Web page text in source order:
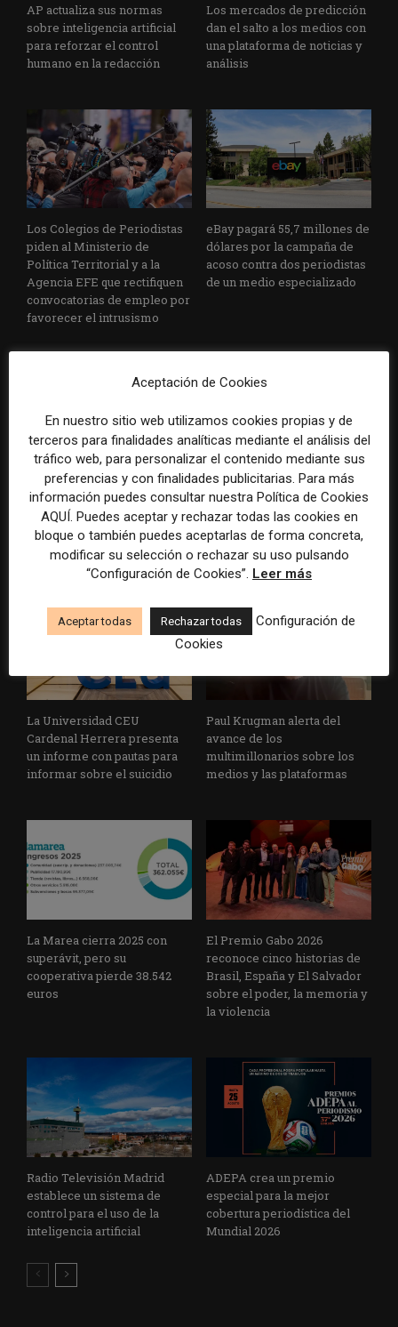
AP actualiza sus normas
sobre inteligencia artificial
para reforzar el control
humano en la redacción
Los mercados de predicción
dan el salto a los medios con
una plataforma de noticias y
análisis
Los Colegios de Periodistas
piden al Ministerio de
Política Territorial y a la
Agencia EFE que rectifiquen
convocatorias de empleo por
favorecer el intrusismo
eBay pagará 55,7 millones de
dólares por la campaña de
acoso contra dos periodistas
de un medio especializado
EFE publica una guía para
integrar la inteligencia
artificial en sus procesos
informativos con supervisión
humana
Substack incorpora una
herramienta que estima
cuánto contenido ha sido
escrito con inteligencia
artificial
La Universidad CEU
Cardenal Herrera presenta
un informe con pautas para
informar sobre el suicidio
Paul Krugman alerta del
avance de los
multimillonarios sobre los
medios y las plataformas
La Marea cierra 2025 con
superávit, pero su
cooperativa pierde 38.542
euros
El Premio Gabo 2026
reconoce cinco historias de
Brasil, España y El Salvador
sobre el poder, la memoria y
la violencia
Radio Televisión Madrid
establece un sistema de
control para el uso de la
inteligencia artificial
ADEPA crea un premio
especial para la mejor
cobertura periodística del
Mundial 2026
Aceptación de Cookies
En nuestro sitio web utilizamos cookies propias y de
terceros para finalidades analíticas mediante el análisis del
tráfico web, para personalizar el contenido mediante sus
preferencias y con finalidades publicitarias. Para más
información puedes consultar nuestra Política de Cookies
AQUÍ. Puedes aceptar y rechazar todas las cookies en
bloque o también puedes aceptarlas de forma concreta,
modificar su selección o rechazar su uso pulsando
“Configuración de Cookies”. Leer más
Aceptar todas Rechazar todas
Configuración de
Cookies